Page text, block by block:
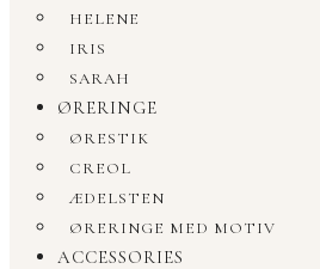
HELENE
IRIS
SARAH
ØRERINGE
ØRESTIK
CREOL
ÆDELSTEN
ØRERINGE MED MOTIV
ACCESSORIES